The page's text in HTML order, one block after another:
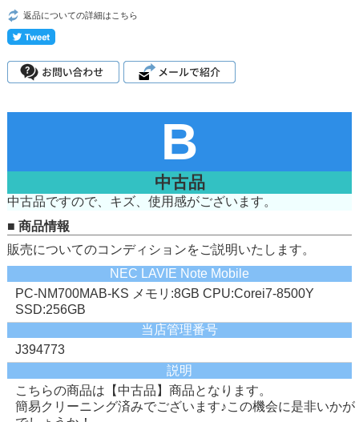
返品についての詳細はこちら
B
中古品
中古品ですので、キズ、使用感がございます。
■ 商品情報
販売についてのコンディションをご説明いたします。
NEC LAVIE Note Mobile
PC-NM700MAB-KS メモリ:8GB CPU:Corei7-8500Y
SSD:256GB
当店管理番号
J394773
説明
こちらの商品は【中古品】商品となります。
簡易クリーニング済みでございます♪この機会に是非いかが